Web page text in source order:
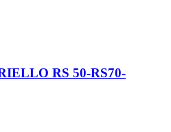
RS 50-RS70-